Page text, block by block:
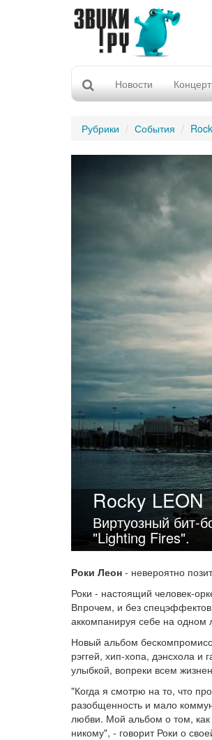
Новости
Рубрики События
Rocky LEON
Виртуозный бит-
"Lighting Fires".
Роки Леон - невероятно
Роки - настоящий человек-
Впрочем, и без
аккомпанируя себе на одном
Новый альбом
рэггей, хип-хопа, дэнсхола и
улыбкой, вопреки всем
"Когда я смотрю на то, что
разобщенность и мало
любви. Мой альбом о том,
никому", - говорит Роки о